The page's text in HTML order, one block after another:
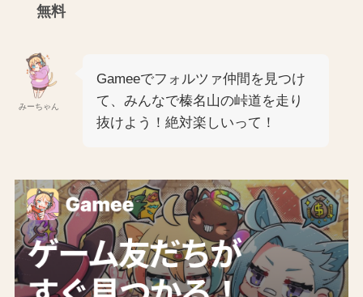
無料
みーちゃん
Gameeでフォルツァ仲間を見つけ
て、みんなで榛名山の峠道を走り
抜けよう！絶対楽しいって！